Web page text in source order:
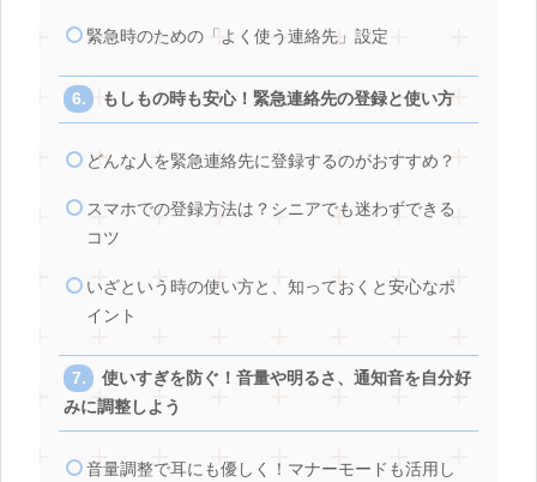
緊急時のための「よく使う連絡先」設定
もしもの時も安心！緊急連絡先の登録と使い方
どんな人を緊急連絡先に登録するのがおすすめ？
スマホでの登録方法は？シニアでも迷わずできる
コツ
いざという時の使い方と、知っておくと安心なポ
イント
使いすぎを防ぐ！音量や明るさ、通知音を自分好
みに調整しよう
音量調整で耳にも優しく！マナーモードも活用し